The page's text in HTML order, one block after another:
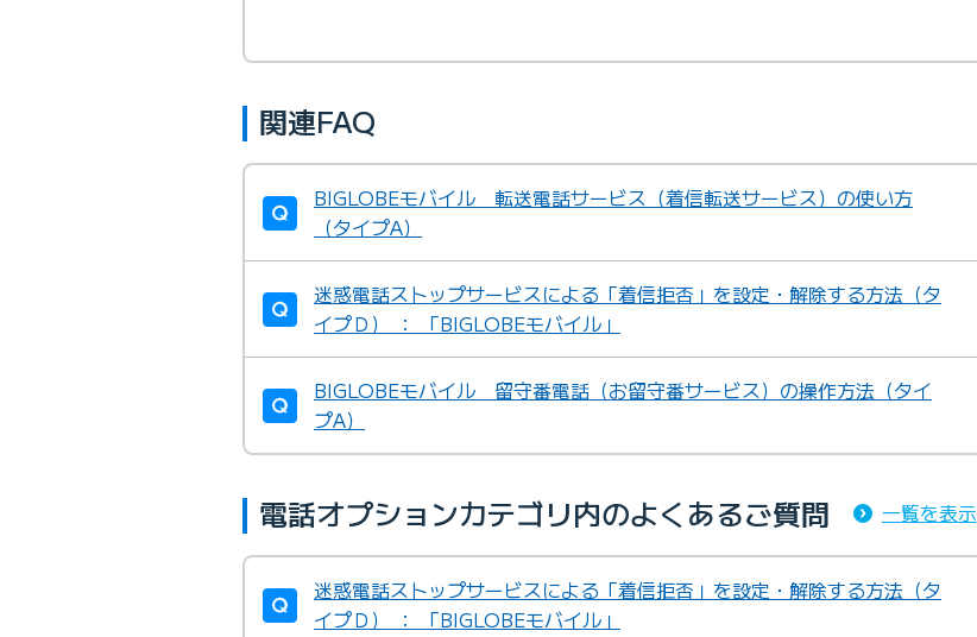
関連FAQ
BIGLOBEモバイル 転送電話サービス（着信転送サービス）の使い方
（タイプA）
迷惑電話ストップサービスによる「着信拒否」を設定・解除する方法（タ
イプＤ） ： 「BIGLOBEモバイル」
BIGLOBEモバイル 留守番電話（お留守番サービス）の操作方法（タイ
プA）
電話オプションカテゴリ内のよくあるご質問 一覧を表示
迷惑電話ストップサービスによる「着信拒否」を設定・解除する方法（タ
イプＤ） ： 「BIGLOBEモバイル」